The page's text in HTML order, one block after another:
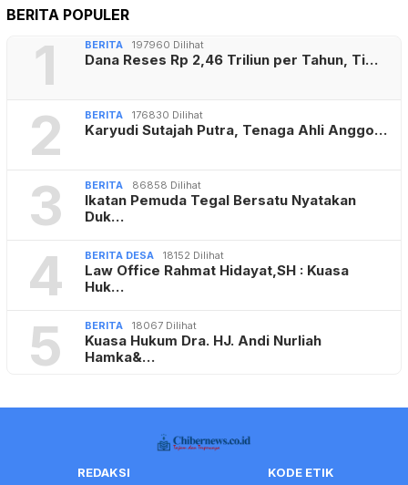
BERITA POPULER
1 BERITA 197960 Dilihat
Dana Reses Rp 2,46 Triliun per Tahun, Ti…
2 BERITA 176830 Dilihat
Karyudi Sutajah Putra, Tenaga Ahli Anggo…
3 BERITA 86858 Dilihat
Ikatan Pemuda Tegal Bersatu Nyatakan
Duk…
4 BERITA DESA 18152 Dilihat
Law Office Rahmat Hidayat,SH : Kuasa
Huk…
5 BERITA 18067 Dilihat
Kuasa Hukum Dra. HJ. Andi Nurliah
Hamka&…
REDAKSI KODE ETIK